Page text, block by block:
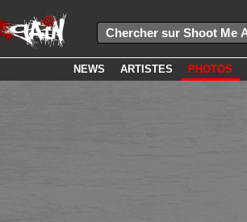
NEWS ARTISTES PHOTOS